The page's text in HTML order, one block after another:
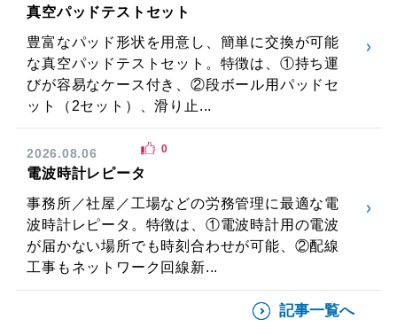
真空パッドテストセット
豊富なパッド形状を用意し、簡単に交換が可能
な真空パッドテストセット。特徴は、①持ち運
びが容易なケース付き、②段ボール用パッドセ
ット（2セット）、滑り止...
2026.08.06
電波時計レピータ
事務所／社屋／工場などの労務管理に最適な電
波時計レピータ。特徴は、①電波時計用の電波
が届かない場所でも時刻合わせが可能、②配線
工事もネットワーク回線新...
0
記事一覧へ